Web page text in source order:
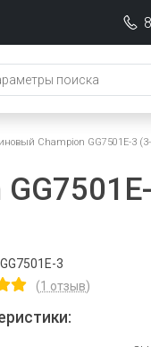
Champion GG7501Е-3
GG7501E-3
(1 отзыв)